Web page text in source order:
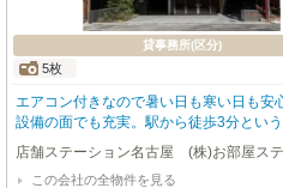
貸事務所(区分)
5枚
エアコン付きなので暑い日も寒い日も安
設備の面でも充実。駅から徒歩3分とい
です。
店舗ステーション名古屋 (株)お部屋ス
この会社の全物件を見る